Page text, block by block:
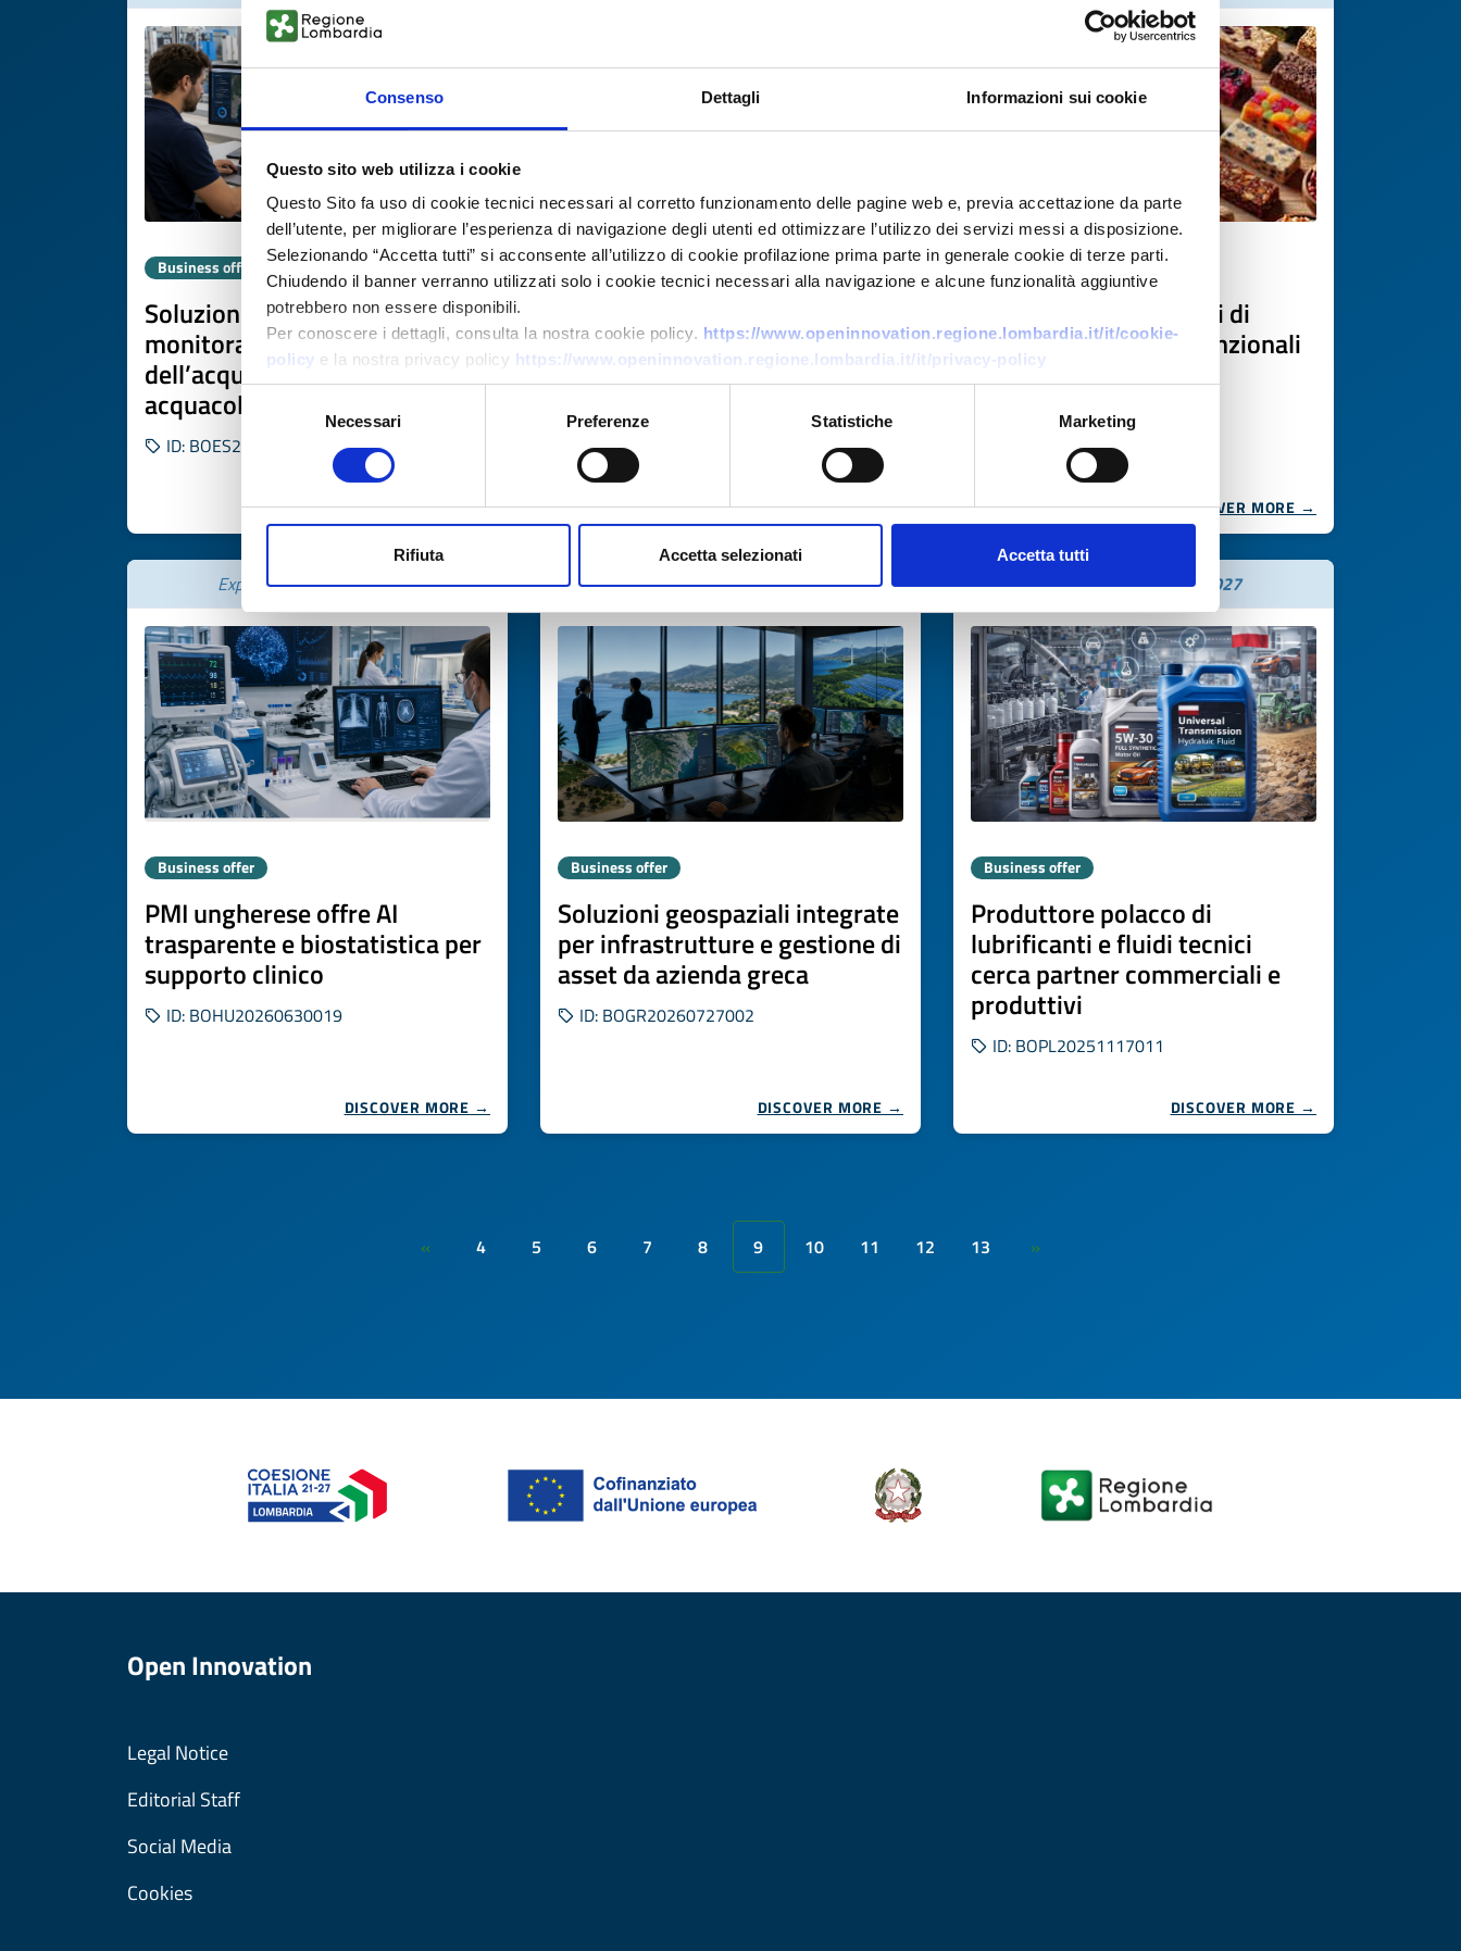
Consenso Dettagli Informazioni sui cookie
Questo sito web utilizza i cookie
Questo Sito fa uso di cookie tecnici necessari al corretto funzionamento delle pagine web e, previa accettazione da parte
dell’utente, per migliorare l’esperienza di navigazione degli utenti ed ottimizzare l’utilizzo dei servizi messi a disposizione.
Selezionando “Accetta tutti” si acconsente all’utilizzo di cookie profilazione prima parte in generale cookie di terze parti.
Chiudendo il banner verranno utilizzati solo i cookie tecnici necessari alla navigazione e alcune funzionalità aggiuntive
potrebbero non essere disponibili.
Per conoscere i dettagli, consulta la nostra cookie policy. https://www.openinnovation.regione.lombardia.it/it/cookie-
policy e la nostra privacy policy https://www.openinnovation.regione.lombardia.it/it/privacy-policy
Selezione
Necessari Preferenze Statistiche Marketing
Rifiuta Accetta selezionati Accetta tutti
Business offer
Soluzioni digitali e IoT per
monitoraggio qualità
dell’acqua e gestione
acquacoltura
ID: BOES20260618009
DISCOVER MORE →
Business offer
medico
ID: BOPL20260629008
DISCOVER MORE →
Business offer
Produzione conto terzi di
miscele proteiche e funzionali
in polvere
ID: BOLV20260629006
DISCOVER MORE →
Expires on06 agosto 2027
Business offer
PMI ungherese offre AI
trasparente e biostatistica per
supporto clinico
ID: BOHU20260630019
DISCOVER MORE →
Expires on05 agosto 2027
Business offer
Soluzioni geospaziali integrate
per infrastrutture e gestione di
asset da azienda greca
ID: BOGR20260727002
DISCOVER MORE →
Expires on20 marzo 2027
Business offer
Produttore polacco di
lubrificanti e fluidi tecnici
cerca partner commerciali e
produttivi
ID: BOPL20251117011
DISCOVER MORE →
« 4 5 6 7 8 9 10 11 12 13 »
Open Innovation
Legal Notice
Editorial Staff
Social Media
Cookies